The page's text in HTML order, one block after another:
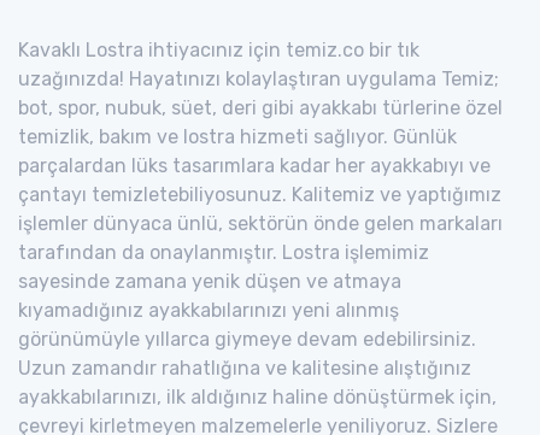
Kavaklı Lostra ihtiyacınız için temiz.co bir tık
uzağınızda! Hayatınızı kolaylaştıran uygulama Temiz;
bot, spor, nubuk, süet, deri gibi ayakkabı türlerine özel
temizlik, bakım ve lostra hizmeti sağlıyor. Günlük
parçalardan lüks tasarımlara kadar her ayakkabıyı ve
çantayı temizletebiliyosunuz. Kalitemiz ve yaptığımız
işlemler dünyaca ünlü, sektörün önde gelen markaları
tarafından da onaylanmıştır. Lostra işlemimiz
sayesinde zamana yenik düşen ve atmaya
kıyamadığınız ayakkabılarınızı yeni alınmış
görünümüyle yıllarca giymeye devam edebilirsiniz.
Uzun zamandır rahatlığına ve kalitesine alıştığınız
ayakkabılarınızı, ilk aldığınız haline dönüştürmek için,
çevreyi kirletmeyen malzemelerle yeniliyoruz. Sizlere